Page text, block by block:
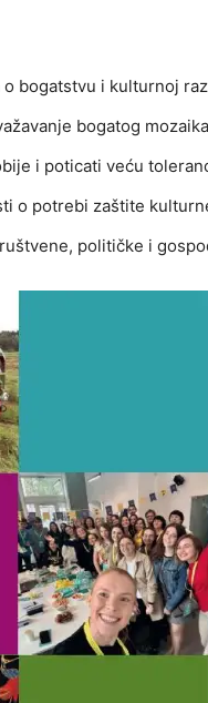
bogatstvu i kulturnoj
bogatog
i poticati veću
o potrebi zaštite
političke i